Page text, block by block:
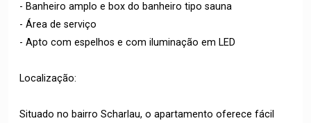
- Banheiro amplo e box do banheiro tipo sauna
- Área de serviço
- Apto com espelhos e com iluminação em LED
Localização:
Situado no bairro Scharlau, o apartamento oferece fácil